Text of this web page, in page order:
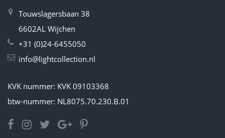
Touwslagersbaan 38
6602AL Wijchen
+31 (0)24-6455050
info@lightcollection.nl
KVK nummer: KVK 09103368
btw-nummer: NL8075.70.230.B.01